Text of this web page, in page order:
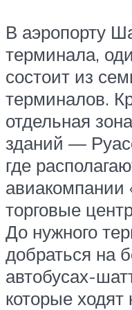
В аэропорту
терминала,
состоит из
терминалов.
отдельная
зданий —
где
авиакомпании
торговые
До нужного
добраться на
автобусах-
которые